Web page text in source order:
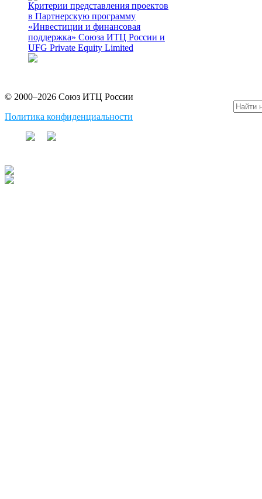
Критерии представления проектов
в Партнерскую программу
«Инвестиции и финансовая
поддержка» Союза ИТЦ России и
UFG Private Equity Limited
© 2000–2026 Союз ИТЦ России
Политика конфиденциальности